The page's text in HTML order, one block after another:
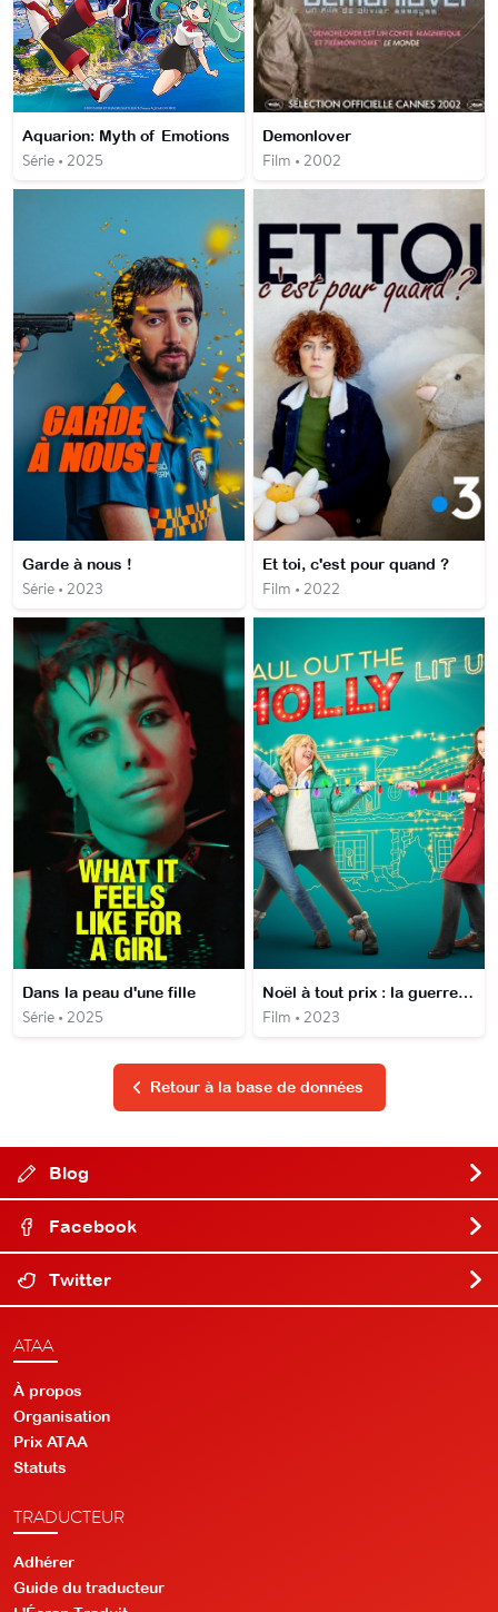
Aquarion: Myth of Emotions
Série • 2025
Demonlover
Film • 2002
Garde à nous !
Série • 2023
Et toi, c'est pour quand ?
Film • 2022
Dans la peau d'une fille
Série • 2025
Noël à tout prix : la guerre des sapins
Film • 2023
Retour à la base de données
Blog
Facebook
Twitter
ATAA
À propos
Organisation
Prix ATAA
Statuts
TRADUCTEUR
Adhérer
Guide du traducteur